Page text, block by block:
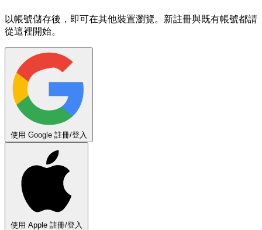
以帳號儲存後，即可在其他裝置瀏覽。新註冊與既有帳號都請
從這裡開始。
使用 Google 註冊/登入
使用 Apple 註冊/登入